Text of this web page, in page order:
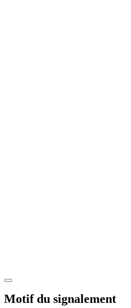
Motif du signalement